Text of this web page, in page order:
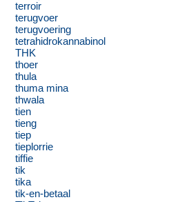
terroir
terugvoer
terugvoering
tetrahidrokannabinol
THK
thoer
thula
thuma mina
thwala
tien
tieng
tiep
tieplorrie
tiffie
tik
tika
tik-en-betaal